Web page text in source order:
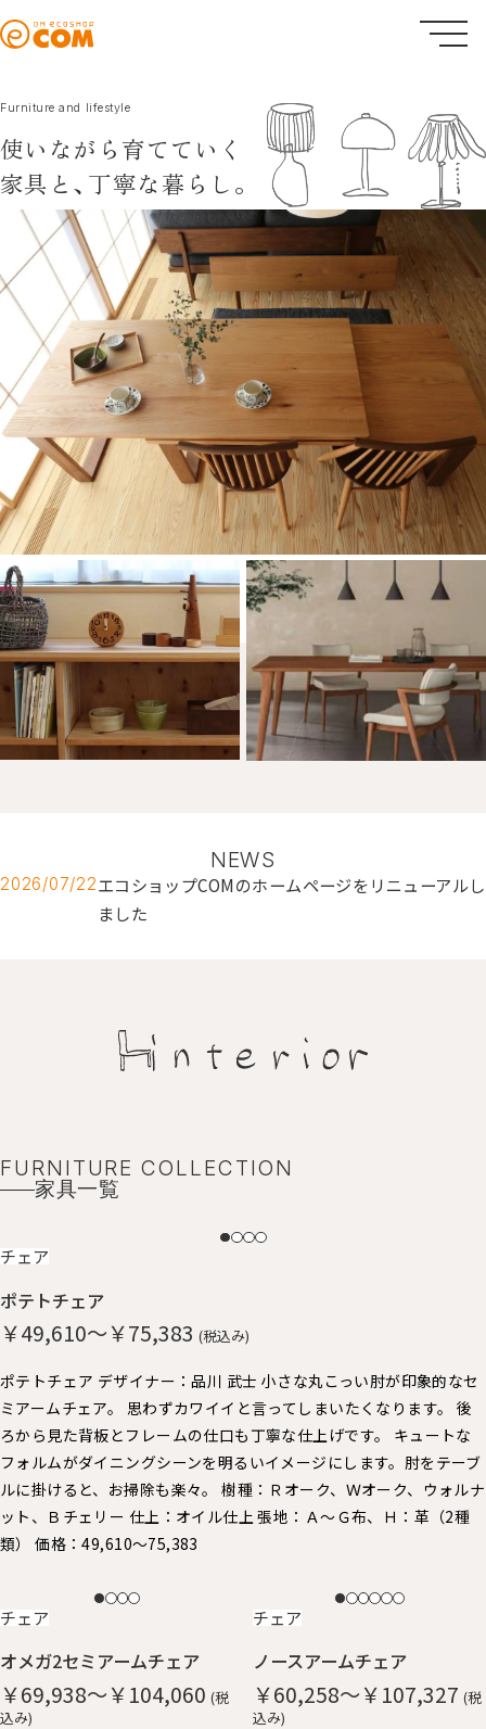
Furniture and lifestyle
使いながら育てていく
家具と、丁寧な暮らし。
NEWS
2026/07/22エコショップCOMのホームページをリニューアルし
ました
FURNITURE COLLECTION
家具一覧
NEW
チェア
ポテトチェア
￥49,610～￥75,383 (税込み)
ポテトチェア デザイナー：品川 武士 小さな丸こっい肘が印象的なセ
ミアームチェア。 思わずカワイイと言ってしまいたくなります。 後
ろから見た背板とフレームの仕口も丁寧な仕上げです。 キュートな
フォルムがダイニングシーンを明るいイメージにします。 ​肘をテーブ
ルに掛けると、お掃除も楽々。 樹種：Ｒオーク、Ｗオーク、ウォルナ
ット、Ｂチェリー 仕上：オイル仕上 張地：Ａ～Ｇ布、Ｈ：革（2種
類） 価格：49,610～75,383
NEW
チェア
オメガ2セミアームチェア
￥69,938～￥104,060 (税
込み)
NEW
チェア
ノースアームチェア
￥60,258～￥107,327 (税
込み)